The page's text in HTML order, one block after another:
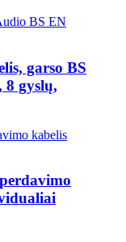
garso BS
8 gyslų,